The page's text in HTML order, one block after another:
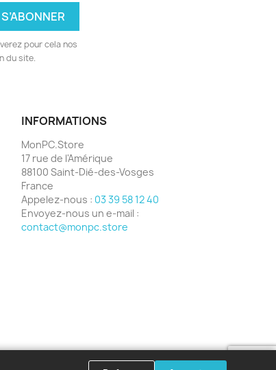
pour cela nos
du site.
INFORMATIONS
MonPC.Store
17 rue de l'Amérique
88100 Saint-Dié-des-Vosges
France
Appelez-nous : 03 39 58 12 40
Envoyez-nous un e-mail :
contact@monpc.store